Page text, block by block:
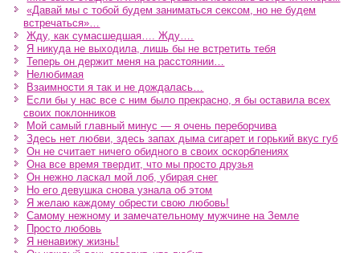
«Давай мы с тобой будем заниматься сексом, но не будем
встречаться»…
Жду, как сумасшедшая…. Жду….
Я никуда не выходила, лишь бы не встретить тебя
Теперь он держит меня на расстоянии…
Нелюбимая
Взаимности я так и не дождалась…
Если бы у нас все с ним было прекрасно, я бы оставила всех
своих поклонников
Мой самый главный минус — я очень переборчива
Здесь нет любви, здесь запах дыма сигарет и горький вкус губ
Он не считает ничего обидного в своих оскорблениях
Она все время твердит, что мы просто друзья
Он нежно ласкал мой лоб, убирая снег
Но его девушка снова узнала об этом
Я желаю каждому обрести свою любовь!
Самому нежному и замечательному мужчине на Земле
Просто любовь
Я ненавижу жизнь!